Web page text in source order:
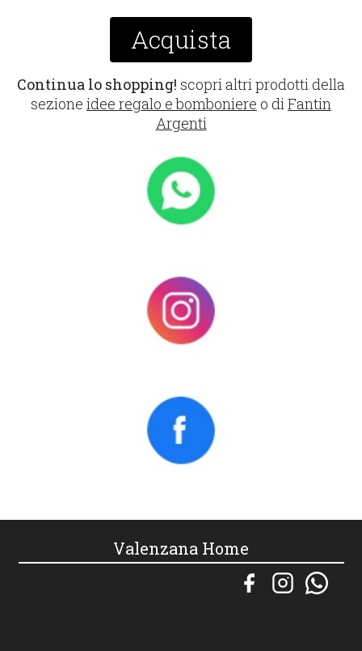
Acquista
Continua lo shopping! scopri altri prodotti della
sezione idee regalo e bomboniere o diFantin
Argenti
Valenzana Home